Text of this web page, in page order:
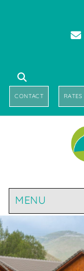
CONTACT RATES
MENU